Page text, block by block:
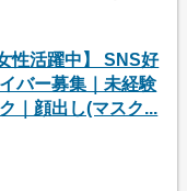
性活躍中】 SNS好
バー募集｜未経験
｜顔出し(マスク...